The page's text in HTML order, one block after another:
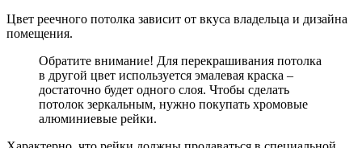
Цвет реечного потолка зависит от вкуса владельца и дизайна
помещения.
Обратите внимание! Для перекрашивания потолка
в другой цвет используется эмалевая краска –
достаточно будет одного слоя. Чтобы сделать
потолок зеркальным, нужно покупать хромовые
алюминиевые рейки.